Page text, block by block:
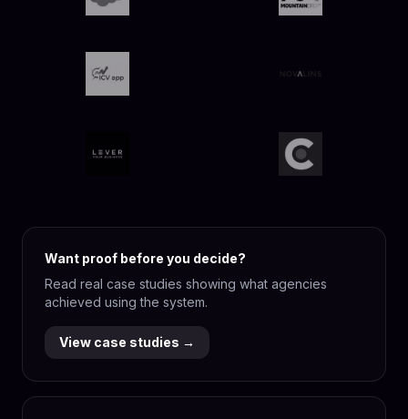
Want proof before you decide?
Read real case studies showing what agencies
achieved using the system.
View case studies →